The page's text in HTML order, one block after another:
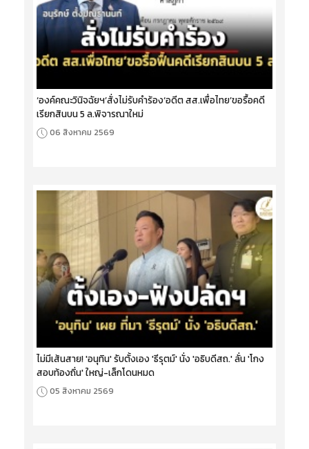
‘องค์คณะวินิจฉัยฯ’สั่งไม่รับคำร้อง‘อดีต สส.เพื่อไทย’ขอรื้อคดี
เรียกสินบน 5 ล.พิจารณาใหม่
06 สิงหาคม 2569
ไม่มีเส้นสาย! 'อนุทิน' รับตั้งเอง 'ธีรุตม์' นั่ง 'อธิบดีสถ.' ลั่น 'โกง
สอบท้องถิ่น' ใหญ่-เล็กโดนหมด
05 สิงหาคม 2569